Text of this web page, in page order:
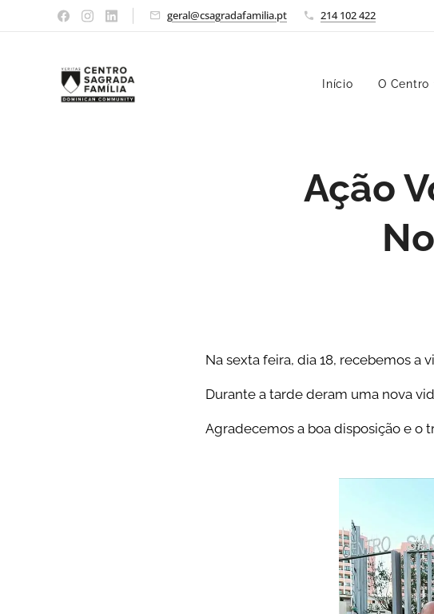
geral@csagradafamilia.pt 214 102 422
Início O Centro
Ação
Na sexta feira, dia 18, recebemos a
Durante a tarde deram uma nova
Agradecemos a boa disposição e